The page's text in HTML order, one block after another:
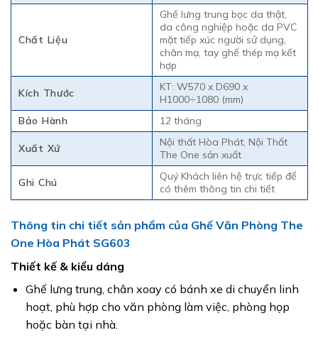
Chất Liệu
Ghế lưng trung bọc da thật,
da công nghiệp hoặc da PVC
mặt tiếp xúc người sử dụng,
chân mạ, tay ghế thép mạ kết
hợp
Kích Thước
KT: W570 x D690 x
H1000÷1080 (mm)
Bảo Hành
12 tháng
Xuất Xứ
Nội thất Hòa Phát, Nội Thất
The One sản xuất
Ghi Chú
Quý Khách liên hệ trực tiếp để
có thêm thông tin chi tiết
Thông tin chi tiết sản phẩm của Ghế Văn Phòng The
One Hòa Phát SG603
Thiết kế & kiểu dáng
Ghế lưng trung, chân xoay có bánh xe di chuyển linh
hoạt, phù hợp cho văn phòng làm việc, phòng họp
hoặc bàn tại nhà.